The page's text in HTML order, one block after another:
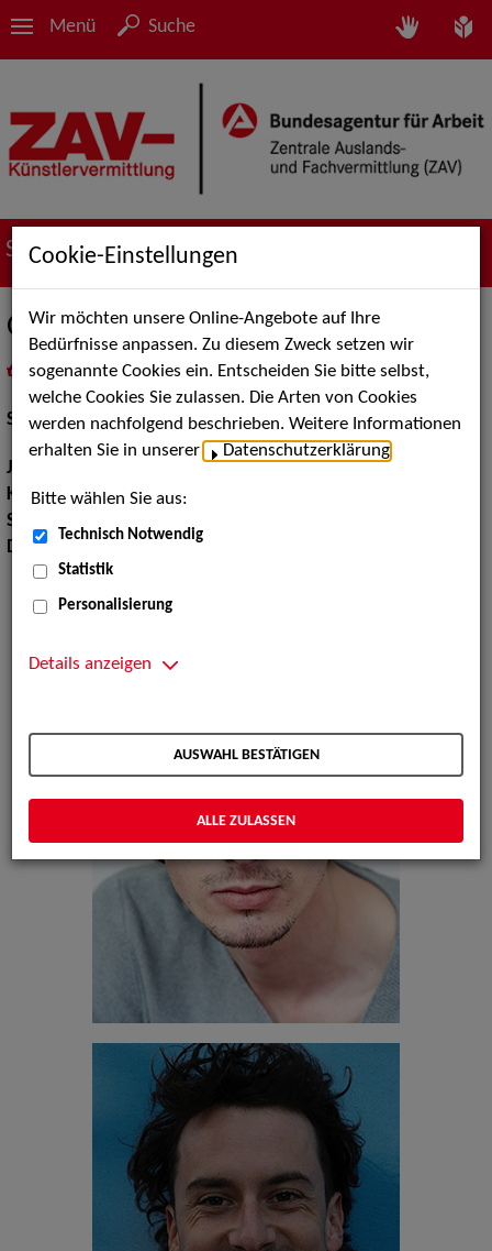
Menü Suche
Suche nach Künstler*innen
Olivier Günter
als PDF speichern
inMeine Merklistelegen
Schauspiel:Bühne
Jahrgang:
Körpergröße:175 cm
Sprachen:
Dialekte:
Schweizerdeutsch
Cookie-Einstellungen
Wir möchten unsere Online-Angebote auf Ihre
Bedürfnisse anpassen. Zu diesem Zweck setzen wir
sogenannte Cookies ein. Entscheiden Sie bitte selbst,
welche Cookies Sie zulassen. Die Arten von Cookies
werden nachfolgend beschrieben. Weitere Informationen
erhalten Sie in unserer
Datenschutzerklärung
Bitte wählen Sie aus:
Technisch Notwendig
Statistik
Personalisierung
Details anzeigen
AUSWAHL BESTÄTIGEN
ALLE ZULASSEN